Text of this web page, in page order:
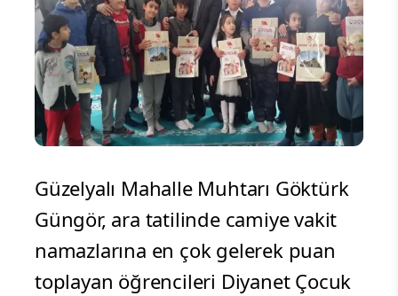
Güzelyalı Mahalle Muhtarı Göktürk
Güngör, ara tatilinde camiye vakit
namazlarına en çok gelerek puan
toplayan öğrencileri Diyanet Çocuk